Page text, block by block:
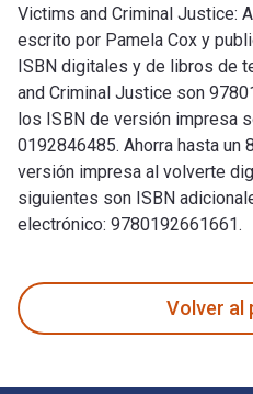
Victims and Criminal Justice:
escrito por Pamela Cox y
ISBN digitales y de libros de
and Criminal Justice son
los ISBN de versión impresa
0192846485. Ahorra hasta un
versión impresa al volverte
siguientes son ISBN
electrónico: 9780192661661.
Volver al